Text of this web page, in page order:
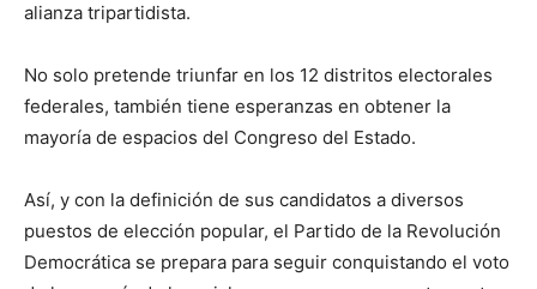
alianza tripartidista.
No solo pretende triunfar en los 12 distritos electorales
federales, también tiene esperanzas en obtener la
mayoría de espacios del Congreso del Estado.
Así, y con la definición de sus candidatos a diversos
puestos de elección popular, el Partido de la Revolución
Democrática se prepara para seguir conquistando el voto